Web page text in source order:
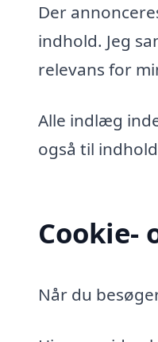
Der
indhold. Jeg
relevans for
Alle indlæg
også til
Når du